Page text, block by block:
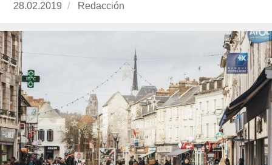
Publicado
28.02.2019 https://www.experimenta.es/author/redaccion/
Redacción